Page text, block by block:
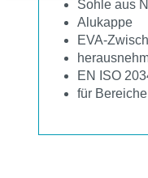
Sohle aus
Alukappe
EVA-
EN ISO
für